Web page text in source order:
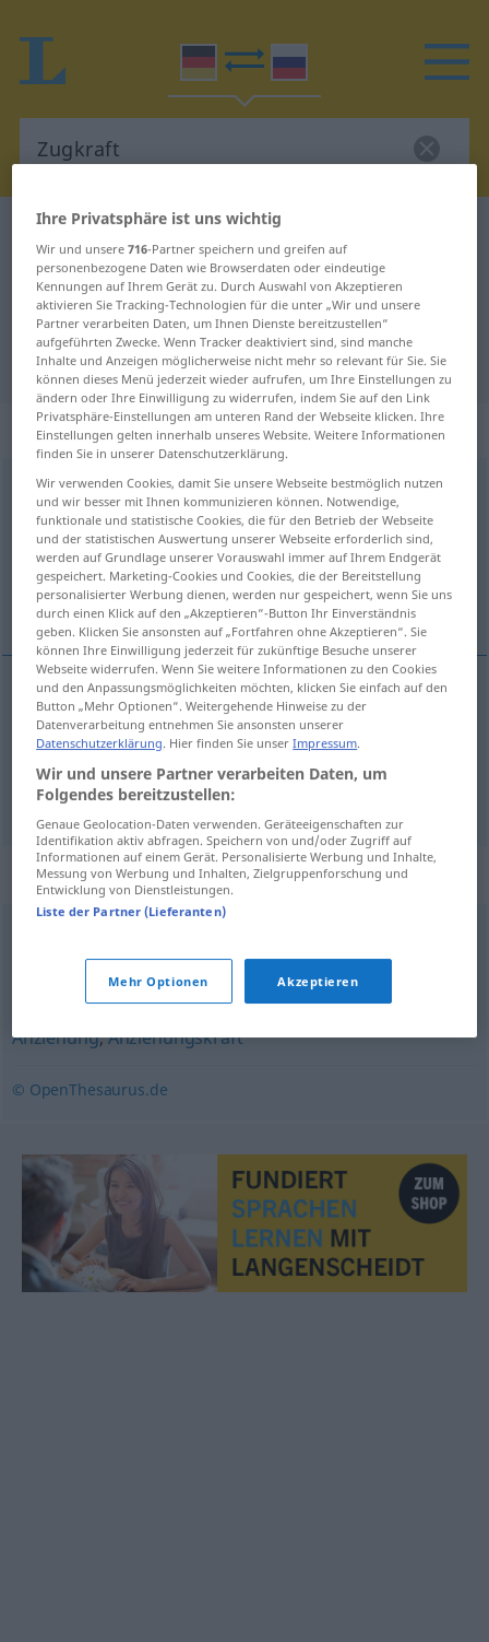
Deutsch-Russisch Wörterbuch
Deutsch-Russisch Übersetzung für
"Zugkraft"
"Zugkraft" Russisch Übersetzung
„Zugkraft“: feminin
Zugkraftf
Übersicht aller Übersetzungen
(Für mehr Details die Übersetzung anklicken/antippen)
сила растяжения привлекательность
силарастяжения Zugkraft
привлекательность Zugkraft
Synonyme für "Zugkraft"
Anziehung,Anziehungskraft
© OpenThesaurus.de
Ihre Privatsphäre ist uns wichtig
Wir und unsere716-Partner speichern und greifen auf
personenbezogene Daten wie Browserdaten oder eindeutige
Kennungen auf Ihrem Gerät zu. Durch Auswahl von Akzeptieren
aktivieren Sie Tracking-Technologien für die unter „Wir und unsere
Partner verarbeiten Daten, um Ihnen Dienste bereitzustellen“
aufgeführten Zwecke. Wenn Tracker deaktiviert sind, sind manche
Inhalte und Anzeigen möglicherweise nicht mehr so relevant für Sie. Sie
können dieses Menü jederzeit wieder aufrufen, um Ihre Einstellungen zu
ändern oder Ihre Einwilligung zu widerrufen, indem Sie auf den Link
Privatsphäre-Einstellungen am unteren Rand der Webseite klicken. Ihre
Einstellungen gelten innerhalb unseres Website. Weitere Informationen
finden Sie in unserer Datenschutzerklärung.
Wir verwenden Cookies, damit Sie unsere Webseite bestmöglich nutzen
und wir besser mit Ihnen kommunizieren können. Notwendige,
funktionale und statistische Cookies, die für den Betrieb der Webseite
und der statistischen Auswertung unserer Webseite erforderlich sind,
werden auf Grundlage unserer Vorauswahl immer auf Ihrem Endgerät
gespeichert. Marketing-Cookies und Cookies, die der Bereitstellung
personalisierter Werbung dienen, werden nur gespeichert, wenn Sie uns
durch einen Klick auf den „Akzeptieren“-Button Ihr Einverständnis
geben. Klicken Sie ansonsten auf „Fortfahren ohne Akzeptieren“. Sie
können Ihre Einwilligung jederzeit für zukünftige Besuche unserer
Webseite widerrufen. Wenn Sie weitere Informationen zu den Cookies
und den Anpassungsmöglichkeiten möchten, klicken Sie einfach auf den
Button „Mehr Optionen“. Weitergehende Hinweise zu der
Datenverarbeitung entnehmen Sie ansonsten unserer
Datenschutzerklärung. Hier finden Sie unserImpressum.
Wir und unsere Partner verarbeiten Daten, um
Folgendes bereitzustellen:
Genaue Geolocation-Daten verwenden. Geräteeigenschaften zur
Identifikation aktiv abfragen. Speichern von und/oder Zugriff auf
Informationen auf einem Gerät. Personalisierte Werbung und Inhalte,
Messung von Werbung und Inhalten, Zielgruppenforschung und
Entwicklung von Dienstleistungen.
Liste der Partner (Lieferanten)
Mehr Optionen Akzeptieren